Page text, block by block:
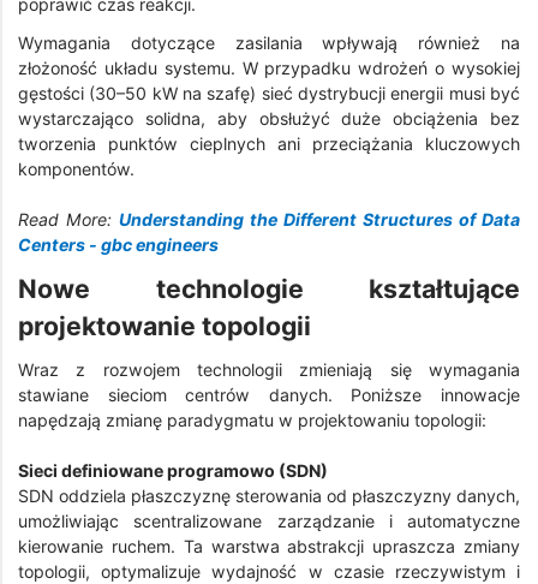
poprawić czas reakcji.
Wymagania dotyczące zasilania wpływają również na
złożoność układu systemu. W przypadku wdrożeń o wysokiej
gęstości (30–50 kW na szafę) sieć dystrybucji energii musi być
wystarczająco solidna, aby obsłużyć duże obciążenia bez
tworzenia punktów cieplnych ani przeciążania kluczowych
komponentów.
Read More: Understanding the Different Structures of Data
Centers - gbc engineers
Nowe technologie kształtujące
projektowanie topologii
Wraz z rozwojem technologii zmieniają się wymagania
stawiane sieciom centrów danych. Poniższe innowacje
napędzają zmianę paradygmatu w projektowaniu topologii:
Sieci definiowane programowo (SDN)
SDN oddziela płaszczyznę sterowania od płaszczyzny danych,
umożliwiając scentralizowane zarządzanie i automatyczne
kierowanie ruchem. Ta warstwa abstrakcji upraszcza zmiany
topologii, optymalizuje wydajność w czasie rzeczywistym i